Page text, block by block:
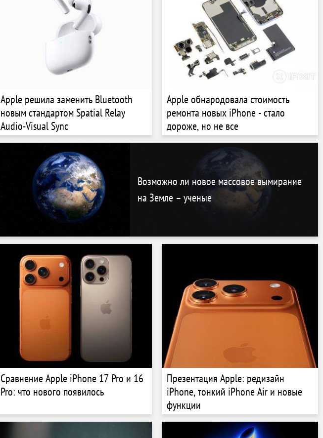
Apple решила заменить Bluetooth
новым стандартом Spatial Relay
Audio-Visual Sync
Apple обнародовала стоимость
ремонта новых iPhone - стало
дороже, но не все
Возможно ли новое массовое вымирание
на Земле – ученые
Сравнение Apple iPhone 17 Pro и 16
Pro: что нового появилось
Презентация Apple: редизайн
iPhone, тонкий iPhone Air и новые
функции